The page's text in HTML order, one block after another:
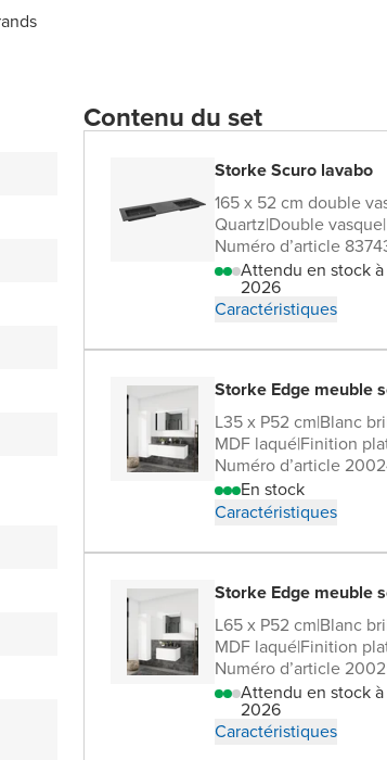
Contenu du set
Storke Scuro lavabo
165 x 52 cm double
Quartz|Double vasque|
Numéro d’article
Attendu en stock
2026
Caractéristiques
Storke Edge meuble
L35 x P52 cm|Blanc
MDF laqué|Finition
Numéro d’article
En stock
Caractéristiques
Storke Edge meuble
L65 x P52 cm|Blanc
MDF laqué|Finition
Numéro d’article
Attendu en stock à
2026
Caractéristiques